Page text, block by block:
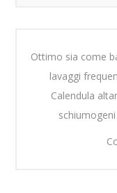
Ottimo sia come
lavaggi
Calendula